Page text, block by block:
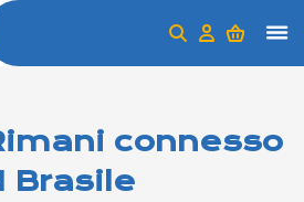
connesso
Brasile